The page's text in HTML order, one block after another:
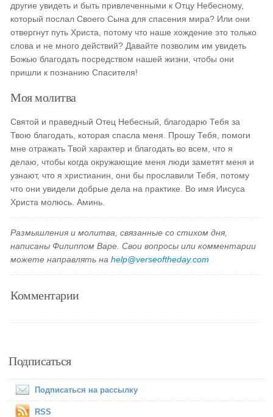
другие увидеть и быть привлеченными к Отцу Небесному,
который послал Своего Сына для спасения мира? Или они
отвергнут путь Христа, потому что наше хождение это только
слова и не много действий? Давайте позволим им увидеть
Божью благодать посредством нашей жизни, чтобы они
пришли к познанию Спасителя!
Моя молитва
Святой и праведный Отец Небесный, благодарю Тебя за
Твою благодать, которая спасла меня. Прошу Тебя, помоги
мне отражать Твой характер и благодать во всем, что я
делаю, чтобы когда окружающие меня люди заметят меня и
узнают, что я христианин, они бы прославили Тебя, потому
что они увидели добрые дела на практике. Во имя Иисуса
Христа молюсь. Аминь.
Размышления и молитва, связанные со стихом дня,
написаны Филиппом Варе. Свои вопросы или комментарии
можете направлять наhelp@verseoftheday.com
Комментарии
Подписаться
Подписаться на рассылку
RSS